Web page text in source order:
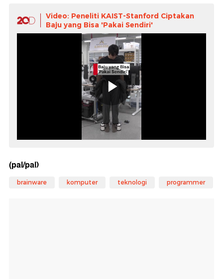
Video: Peneliti KAIST-Stanford Ciptakan
Baju yang Bisa 'Pakai Sendiri'
(pal/pal)
brainware komputer teknologi programmer